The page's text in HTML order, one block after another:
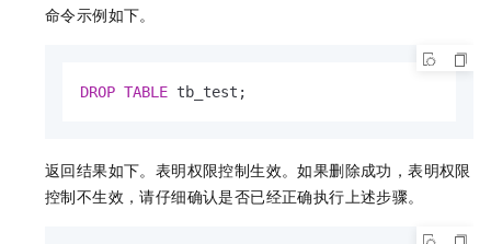
命令示例如下。
DROP TABLE tb_test;
返回结果如下。表明权限控制生效。如果删除成功，表明权限
控制不生效，请仔细确认是否已经正确执行上述步骤。